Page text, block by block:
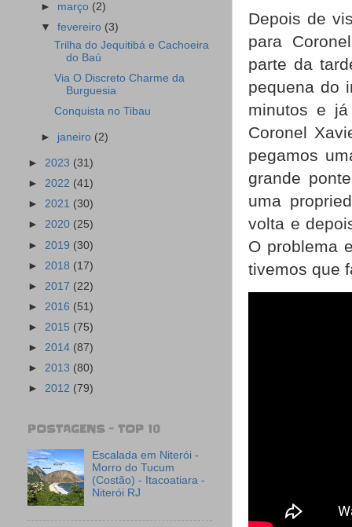
Depois de
para
parte da
pequena do
minutos e
Coronel
pegamos
grande
uma
volta e
O problema
tivemos que
► março (2)
▼fevereiro (3)
Trilha do Jequitibá e Cachoeira
do Baú
Via O Discreto Charme da
Burguesia
Conquista no Tibau
► janeiro (2)
► 2023 (31)
► 2022 (41)
► 2021 (30)
► 2020 (25)
► 2019 (30)
► 2018 (17)
► 2017 (22)
► 2016 (51)
► 2015 (75)
► 2014 (87)
► 2013 (80)
► 2012 (79)
POSTAGENS - TOP 10
Escalada em Niterói -
Morro do Tucum
(Costão) - Itacoatiara -
Niterói RJ